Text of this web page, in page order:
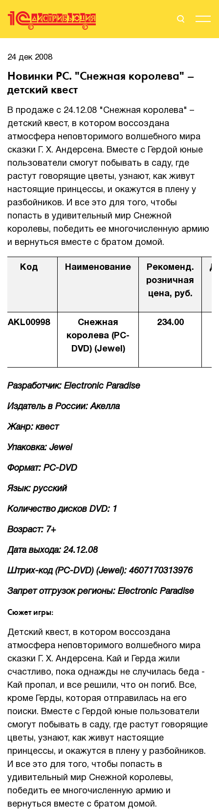
Поиск
Стать Партнером
О нас
Вендоры
События
Сервисы для партнеров
24 дек 2008
Новинки PC. "Снежная королева" –
детский квест
В продаже с 24.12.08 "Снежная королева" –
детский квест, в котором воссоздана
атмосфера неповторимого волшебного мира
сказки Г. Х. Андерсена. Вместе с Гердой юные
пользователи смогут побывать в саду, где
растут говорящие цветы, узнают, как живут
настоящие принцессы, и окажутся в плену у
разбойников. И все это для того, чтобы
попасть в удивительный мир Снежной
королевы, победить ее многочисленную армию
и вернуться вместе с братом домой.
Код Наименование
Рекоменд.
розничная
цена, руб.
AKL00998
Снежная
королева (PC-
DVD) (Jewel)
234.00
Разработчик: Electronic Paradise
Издатель в России: Акелла
Жанр: квест
Упаковка: Jewel
Формат: PC-DVD
Язык: русский
Количество дисков DVD: 1
Возраст: 7+
Дата выхода: 24.12.08
Штрих-код (PC-DVD) (Jewel): 4607170313976
Запрет отгрузок регионы: Electronic Paradise
Сюжет игры:
Детский квест, в котором воссоздана
атмосфера неповторимого волшебного мира
сказки Г. Х. Андерсена. Кай и Герда жили
счастливо, пока однажды не случилась беда -
Кай пропал, и все решили, что он погиб. Все,
кроме Герды, которая отправилась на его
поиски. Вместе с Гердой юные пользователи
смогут побывать в саду, где растут говорящие
цветы, узнают, как живут настоящие
принцессы, и окажутся в плену у разбойников.
И все это для того, чтобы попасть в
удивительный мир Снежной королевы,
победить ее многочисленную армию и
вернуться вместе с братом домой.